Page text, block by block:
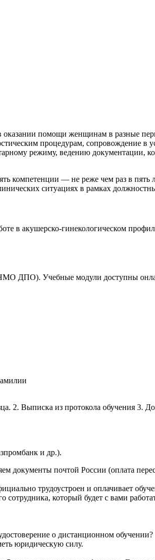
помощи женщинам в разные
процедурам, сопровождение в
режиму, ведению документации,
компетенции — не реже чем раз в пять
ситуациях в рамках
в акушерско-гинекологическом
ДПО). Учебные модули доступны
2. Выписка из протокола обучения 3.
и др.).
документы почтой России (оплата
трудоустроен и оплачивает
который будет с вами
о дистанционном обучении?
юридическую силу.